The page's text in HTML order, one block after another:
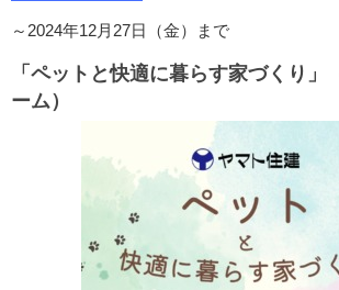
～2024年12月27日（金）まで
「ペットと快適に暮らす家づくり」
ーム）